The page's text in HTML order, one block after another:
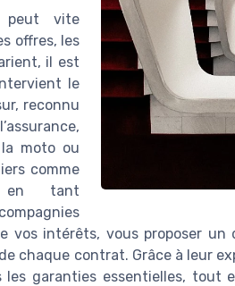
peut vite
offres, les
il est
le
reconnu
moto ou
comme
en tant
vos intérêts, vous proposer
chaque contrat. Grâce à leur
garanties essentielles, tout